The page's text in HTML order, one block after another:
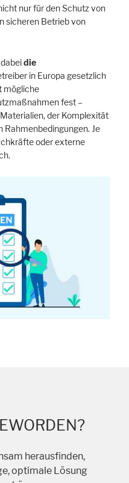
nur für den Schutz von
sicheren Betrieb von
die
in Europa gesetzlich
mögliche
fest –
der Komplexität
Rahmenbedingungen. Je
oder externe
herausfinden,
optimale Lösung